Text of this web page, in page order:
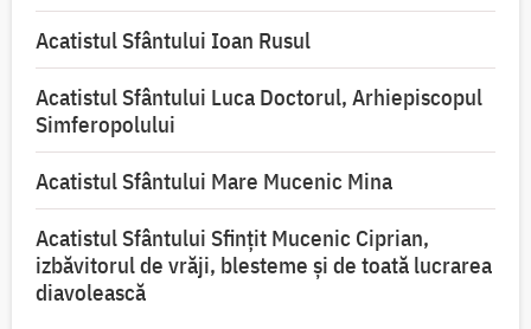
Acatistul Sfântului Ioan Rusul
Acatistul Sfântului Luca Doctorul, Arhiepiscopul
Simferopolului
Acatistul Sfântului Mare Mucenic Mina
Acatistul Sfântului Sfințit Mucenic Ciprian,
izbăvitorul de vrăji, blesteme și de toată lucrarea
diavolească